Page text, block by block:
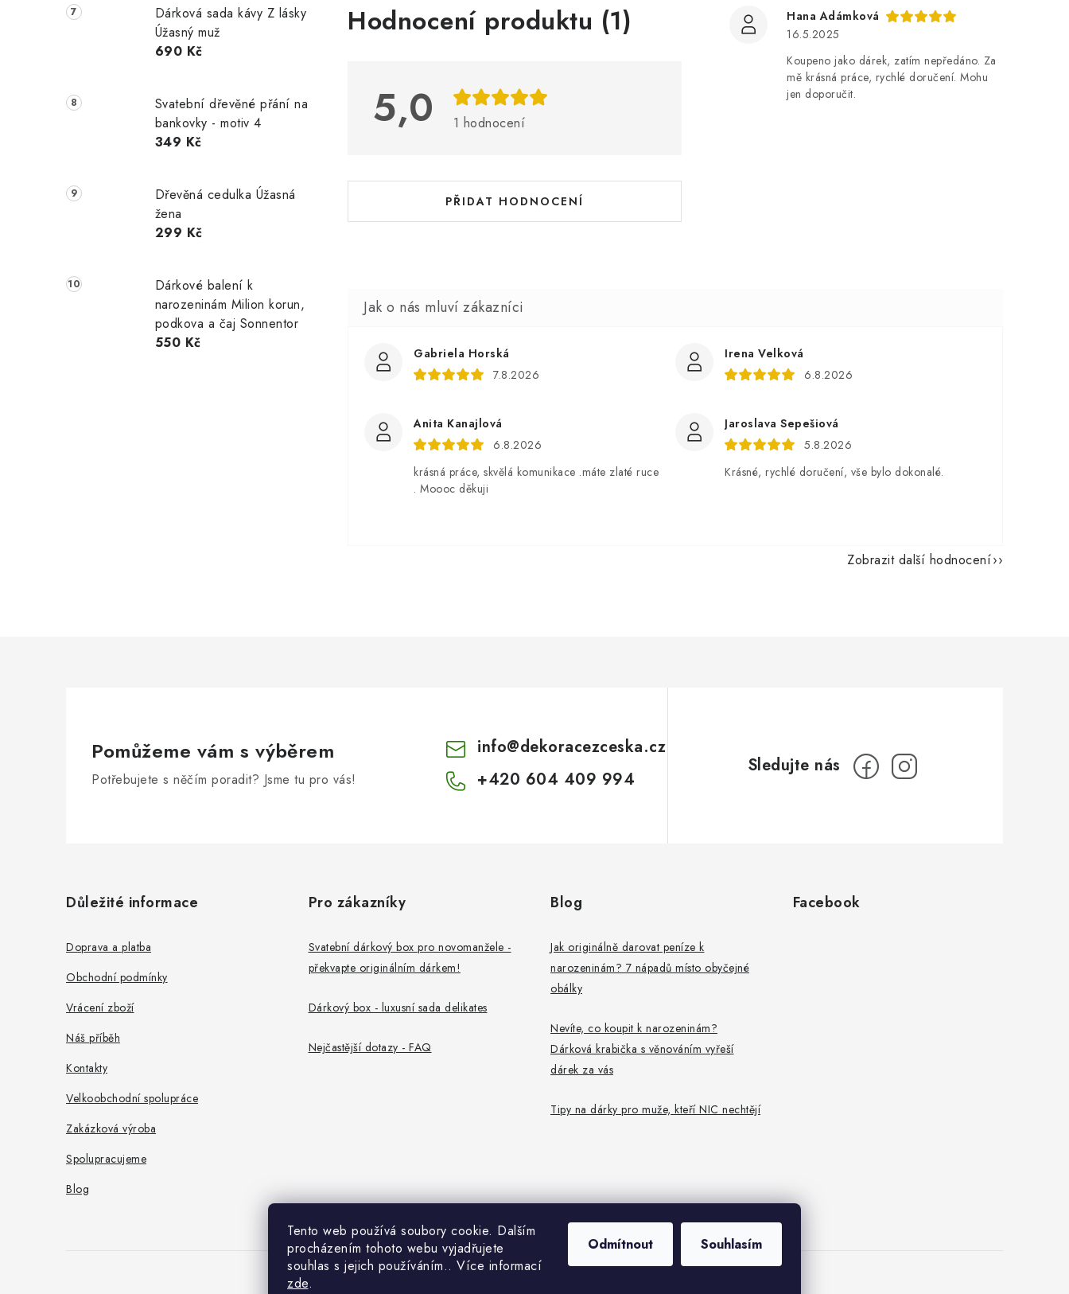
Tento web používá soubory cookie. Dalším
procházením tohoto webu vyjadřujete
souhlas s jejich používáním.. Více informací
zde.
Odmítnout Souhlasím
Dárková sada kávy Z lásky
Úžasný muž
690 Kč
Svatební dřevěné přání na
bankovky - motiv 4
349 Kč
Dřevěná cedulka Úžasná
žena
299 Kč
Dárkové balení k
narozeninám Milion korun,
podkova a čaj Sonnentor
550 Kč
Hodnocení produktu (1)
5,0 1 hodnocení
PŘIDAT HODNOCENÍ
V
o
n
Hana Adámková
16.5.2025
Koupeno jako dárek, zatím nepředáno. Za
mě krásná práce, rychlé doručení. Mohu
jen doporučit.
Gabriela Horská
7.8.2026
Irena Velková
6.8.2026
Anita Kanajlová
6.8.2026
krásná práce, skvělá komunikace .máte zlaté ruce
. Moooc děkuji
Jaroslava Sepešiová
5.8.2026
Krásné, rychlé doručení, vše bylo dokonalé.
Zobrazit další hodnocení
Pomůžeme vám s výběrem
Potřebujete s něčím poradit? Jsme tu pro vás!
info@dekoracezceska.cz
+420 604 409 994
Důležité informace
Doprava a platba
Obchodní podmínky
Vrácení zboží
Náš příběh
Kontakty
Velkoobchodní spolupráce
Zakázková výroba
Spolupracujeme
Blog
Pro zákazníky
Svatební dárkový box pro novomanžele -
překvapte originálním dárkem!
Dárkový box - luxusní sada delikates
Nejčastější dotazy - FAQ
Blog
Jak originálně darovat peníze k
narozeninám? 7 nápadů místo obyčejné
obálky
Nevíte, co koupit k narozeninám?
Dárková krabička s věnováním vyřeší
dárek za vás
Tipy na dárky pro muže, kteří NIC nechtějí
Facebook